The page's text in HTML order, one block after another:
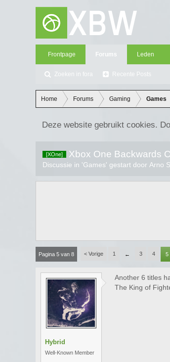
Frontpage Forums
Zoeken in fora Recente Posts
Leden
Home Forums Gaming Games
Deze website gebruikt cookies.
[XOne] Xbox One Backwards
Discussie in 'Games' gestart door Arno S.
Pagina 5 van 8 < Vorige 1 ← 3 4 5
Hybrid
Well-Known Member
Another 6 titles
The King of